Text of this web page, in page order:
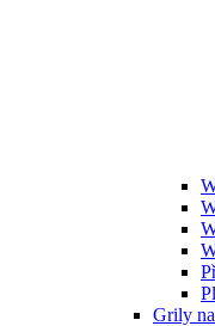
Grily